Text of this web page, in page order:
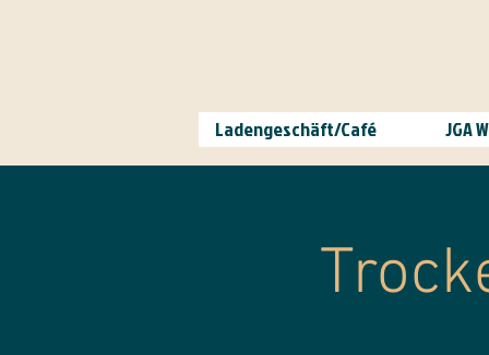
Ladengeschäft/Café JGA